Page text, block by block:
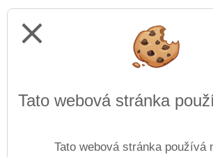
close
Tato webová stránka
Tato webová stránka používá